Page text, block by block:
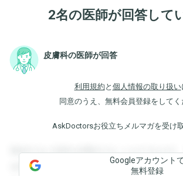
2名の医師が回答して
皮膚科の医師が回答
利用規約 と 個人情報の取り扱い
同意のうえ、無料会員登録をしてく
AskDoctorsお役立ちメルマガを受け
登録すると回答を閲覧することができます
を閲覧することができます。登録すると回
Googleアカウント
無料登録